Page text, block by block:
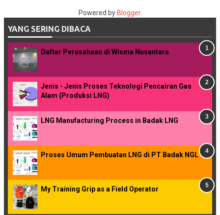
Powered by Blogger.
YANG SERING DIBACA
Daftar Perusahaan di Wisma Nusantara
Jenis - Jenis Proses Teknologi Pencairan Gas
Alam (Produksi LNG)
LNG Manufacturing Process in Badak LNG
Proses Umum Pembuatan LNG di PT Badak NGL
My Training Grip as a Field Operator